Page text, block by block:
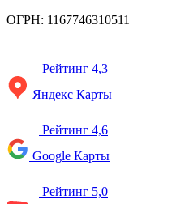
ОГРН: 1167746310511
Рейтинг 4,3
Яндекс Карты
Рейтинг 4,6
Google Карты
Рейтинг 5,0